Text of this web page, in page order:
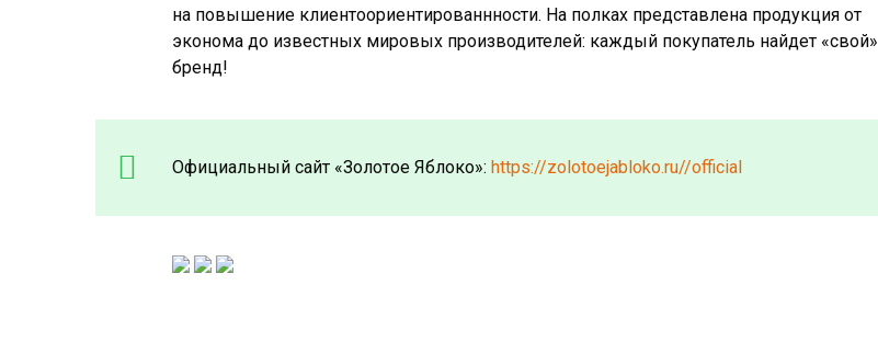
на повышение клиентоориентированнности. На полках представлена продукция от
эконома до известных мировых производителей: каждый покупатель найдет «свой»
бренд!
Официальный сайт «Золотое Яблоко»: https://zolotoejabloko.ru//official